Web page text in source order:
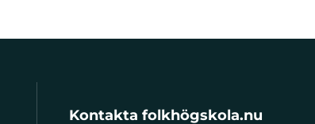
Kontakta folkhögskola.nu